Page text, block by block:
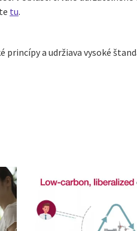
tu.
princípy a udržiava vysoké